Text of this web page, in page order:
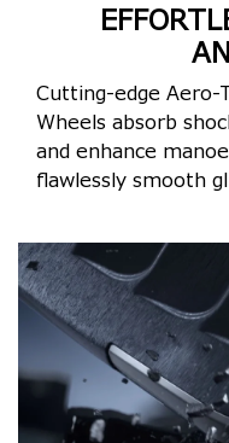
Cutting-edge Aero-
Wheels absorb
and enhance
flawlessly smooth